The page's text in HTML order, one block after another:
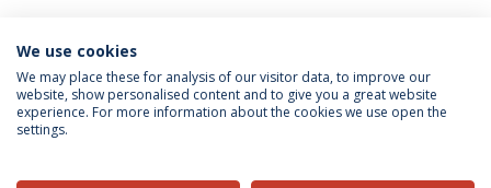
Política de Privacidade
Termos & Condições
We use cookies
We may place these for analysis of our visitor data, to improve our
website, show personalised content and to give you a great website
experience. For more information about the cookies we use open the
settings.